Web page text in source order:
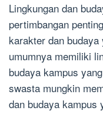
Lingkungan dan
pertimbangan
karakter dan
umumnya memiliki
budaya kampus
swasta mungkin
dan budaya kampus